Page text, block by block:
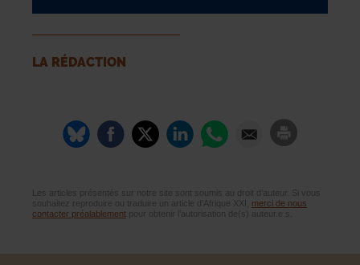
LA RÉDACTION
Les articles présentés sur notre site sont soumis au droit d’auteur. Si vous
souhaitez reproduire ou traduire un article d’Afrique XXI, merci de nous
contacter préalablement pour obtenir l’autorisation de(s) auteur.e.s.